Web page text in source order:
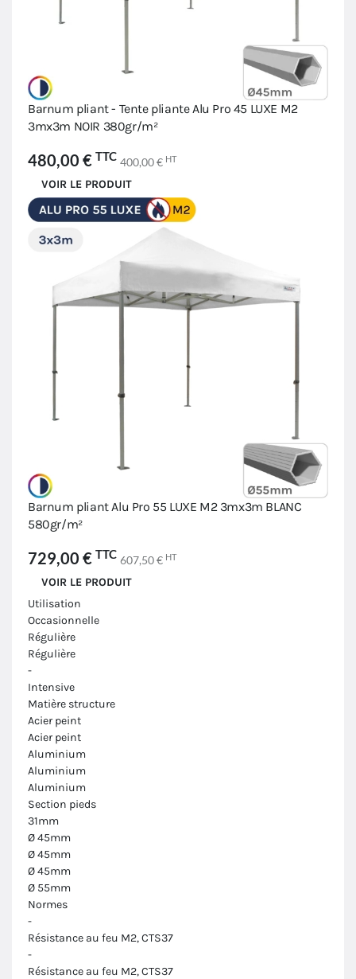
Barnum pliant - Tente pliante Alu Pro 45 LUXE M2
3mx3m NOIR 380gr/m²
480,00 € TTC 400,00 € HT
VOIR LE PRODUIT
Barnum pliant Alu Pro 55 LUXE M2 3mx3m BLANC
580gr/m²
729,00 € TTC 607,50 € HT
VOIR LE PRODUIT
Utilisation
Occasionnelle
Régulière
Régulière
-
Intensive
Matière structure
Acier peint
Acier peint
Aluminium
Aluminium
Aluminium
Section pieds
31mm
Ø 45mm
Ø 45mm
Ø 45mm
Ø 55mm
Normes
-
Résistance au feu M2, CTS37
-
Résistance au feu M2, CTS37